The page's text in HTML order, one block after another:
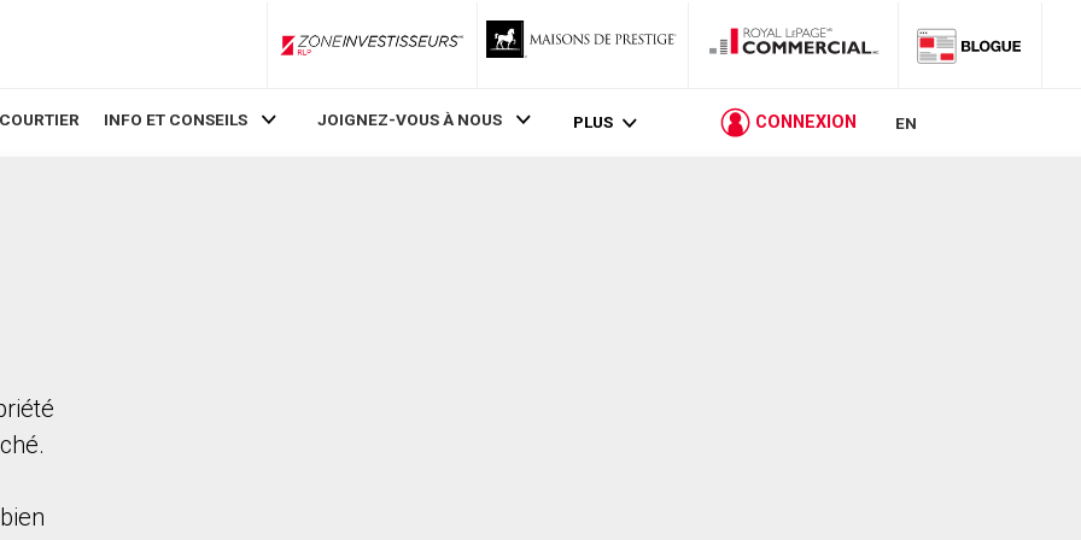
ZoneInvestisseurs RLP
INFO ET CONSEILS JOIGNEZ-VOUS À NOUS PLUS CONNEXION EN